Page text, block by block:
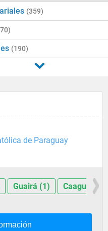
(359)
(190)
de Paraguay
Guairá (1) Caaguazú